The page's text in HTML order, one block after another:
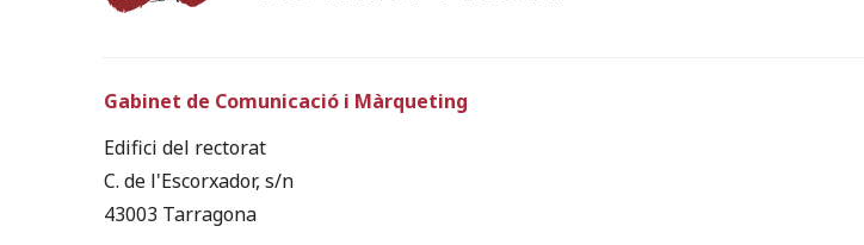
Gabinet de Comunicació i Màrqueting
Edifici del rectorat
C. de l'Escorxador, s/n
43003 Tarragona